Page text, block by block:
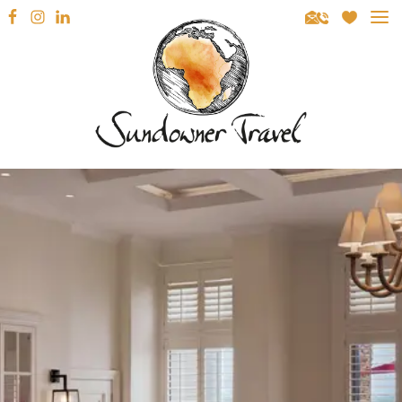
Sundowner Travel
SÜDAFRIKA
NAMIBIA
BOTSWANA
REISEARTEN
MIETWAGENRUNDREISEN
GEFÜHRTE RUNDREISEN
REISEBERATUNG
INSPIRATION